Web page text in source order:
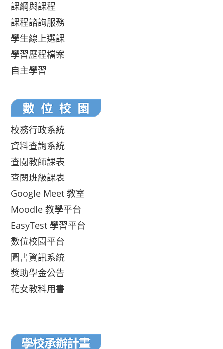
課綱與課程
課程諮詢服務
學生線上選課
學習歷程檔案
自主學習
校務行政系統
資料查詢系統
查閱教師課表
查閱班級課表
Google Meet 教室
Moodle 教學平台
EasyTest 學習平台
數位校園平台
圖書資訊系統
獎助學金公告
花女教科用書